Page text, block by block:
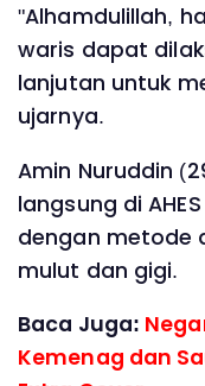
"Alhamdulillah,
waris dapat
lanjutan untuk
ujarnya.
Amin Nuruddin
langsung di
dengan metode
mulut dan gigi.
Baca Juga:
Kemenag dan